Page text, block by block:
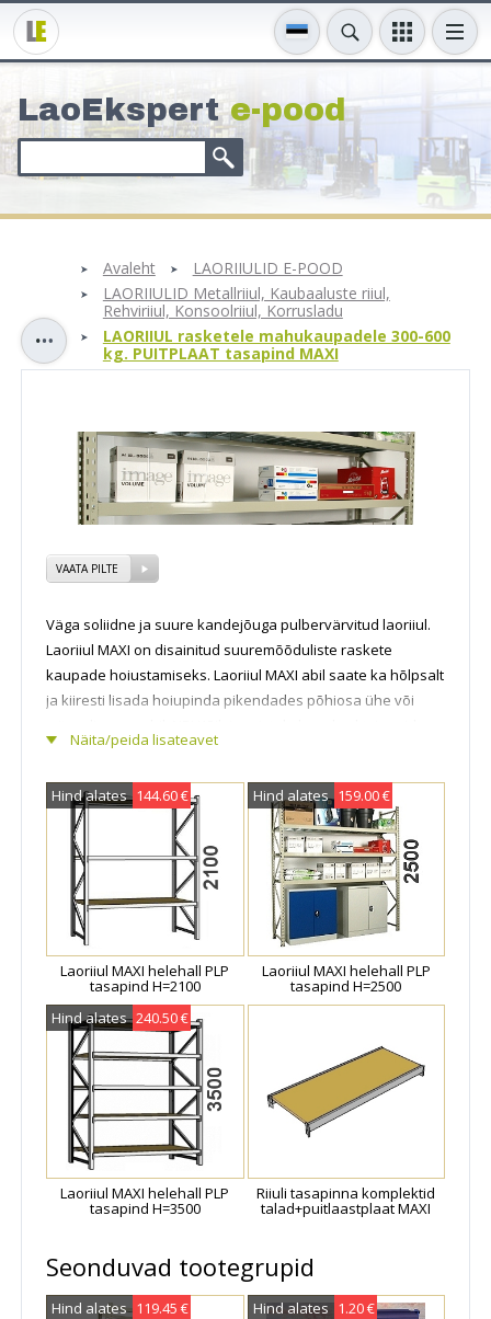
LaoEksperte-pood
Avaleht
LAORIIULID E-POOD
LAORIIULID Metallriiul, Kaubaaluste riiul,
Rehviriiul, Konsoolriiul, Korrusladu
LAORIIUL rasketele mahukaupadele 300-600
kg. PUITPLAAT tasapind MAXI
VAATA PILTE
Näita/peida lisateavet
Väga soliidne ja suure kandejõuga pulbervärvitud laoriiul.
Laoriiul MAXI on disainitud suuremõõduliste raskete
kaupade hoiustamiseks. Laoriiul MAXI abil saate ka hõlpsalt
ja kiiresti lisada hoiupinda pikendades põhiosa ühe või
laiuste mõõdud on riiuli sisemõõdud! Põhiosa
lisaosa laiusgabariidile 55 mm (üks külgraami laius).
Laoriiulid on ka kohe E-poest saadaval erinevast materjalist
lisatasapindadega. Laoriiul on kasutusel erinevates
ladudes, arhiivides, tootmisettevõtetes, kauplustes,
kodumajapidamistes ja paljudes muudes kohtades.
Metallist laoriiul koosneb püstraamidest,
horisontaaltaladest ning tsinkplekist, terastraadist või
puitlaastplaadist riiulitasapindadest. MAXI laoriiul on
kahelt poolt teenindatavja ei vaja tagumisi diagonaal
tugesid. Laoriiulid tarnitakse osadena ja on lihtsalt kokku
monteeritavad.
Hind alates 144.60 €
Laoriiul MAXI helehall PLP
tasapind H=2100
Hind alates 159.00 €
Laoriiul MAXI helehall PLP
tasapind H=2500
Hind alates 240.50 €
Laoriiul MAXI helehall PLP
tasapind H=3500
Riiuli tasapinna komplektid
talad+puitlaastplaat MAXI
Seonduvad tootegrupid
Hind alates 119.45 € Hind alates 1.20 €